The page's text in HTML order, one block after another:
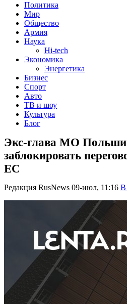
Политика
Мир
Общество
Армия
Наука
Hi-tech
Экономика
Энергетика
Бизнес
Спорт
Авто
ТВ и шоу
Культура
Блог
Экс-глава МО Польши
заблокировать
ЕС
Редакция RusNews 09-июл, 11:16 В